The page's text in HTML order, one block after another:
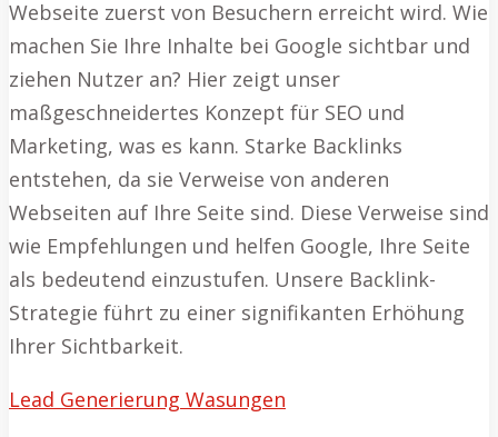
Webseite zuerst von Besuchern erreicht wird. Wie
machen Sie Ihre Inhalte bei Google sichtbar und
ziehen Nutzer an? Hier zeigt unser
maßgeschneidertes Konzept für SEO und
Marketing, was es kann. Starke Backlinks
entstehen, da sie Verweise von anderen
Webseiten auf Ihre Seite sind. Diese Verweise sind
wie Empfehlungen und helfen Google, Ihre Seite
als bedeutend einzustufen. Unsere Backlink-
Strategie führt zu einer signifikanten Erhöhung
Ihrer Sichtbarkeit.
Lead Generierung Wasungen